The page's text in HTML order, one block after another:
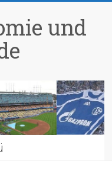
und